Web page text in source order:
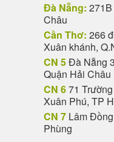
Đà Nẵng:
Châu
Cần Thơ: 266
Xuân khánh,
CN 5Đà Nẵng
Quận Hải Châu
CN 671
Xuân Phú, TP
CN 7 Lâm
Phùng